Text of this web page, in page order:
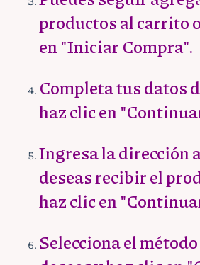
productos al carrito
en "Iniciar Compra".
Completa tus datos
haz clic en
Ingresa la dirección
deseas recibir el
haz clic en
Selecciona el